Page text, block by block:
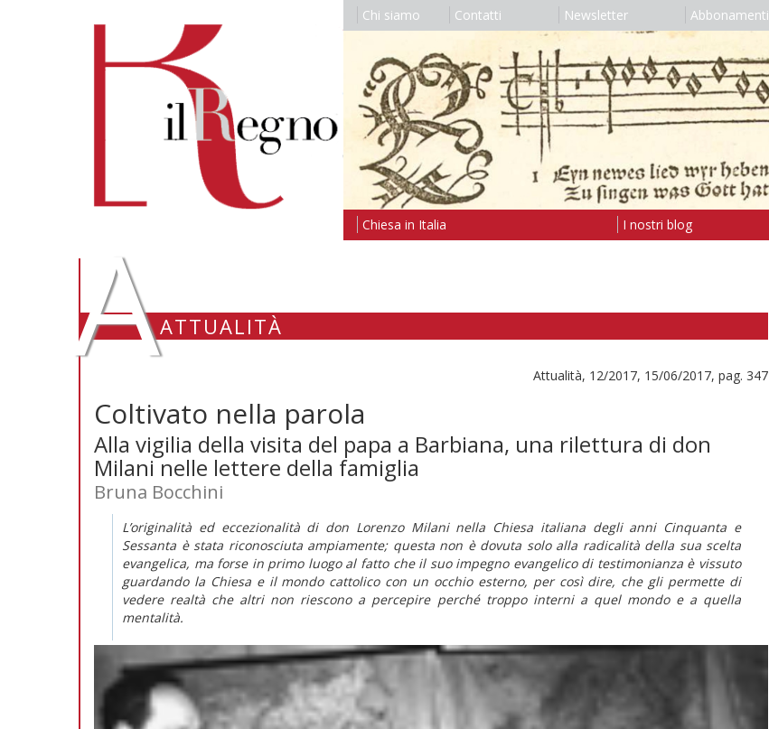
Chi siamo Contatti Newsletter Abbonamenti
Chiesa in Italia I nostri blog
AATTUALITÀ
Attualità, 12/2017, 15/06/2017, pag. 347
Coltivato nella parola
Alla vigilia della visita del papa a Barbiana, una rilettura di don
Milani nelle lettere della famiglia
Bruna Bocchini
L’originalità ed eccezionalità di don Lorenzo Milani nella Chiesa italiana degli anni Cinquanta e
Sessanta è stata riconosciuta ampiamente; questa non è dovuta solo alla radicalità della sua scelta
evangelica, ma forse in primo luogo al fatto che il suo impegno evangelico di testimonianza è vissuto
guardando la Chiesa e il mondo cattolico con un occhio esterno, per così dire, che gli permette di
vedere realtà che altri non riescono a percepire perché troppo interni a quel mondo e a quella
mentalità.